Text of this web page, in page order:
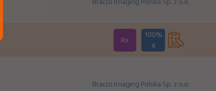
Rx
100%
X
Bracco Imaging Polska Sp. z o.o.